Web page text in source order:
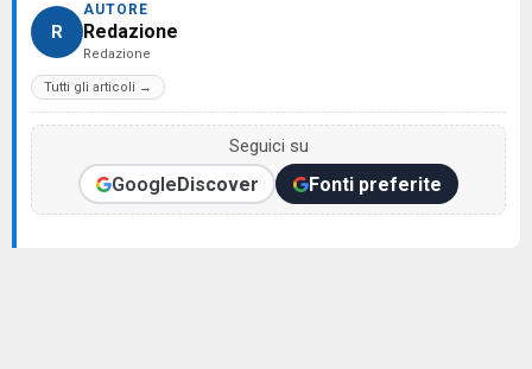
R
AUTORE
Redazione
Redazione
Tutti gli articoli →
Seguici su
GoogleDiscover Fonti preferite